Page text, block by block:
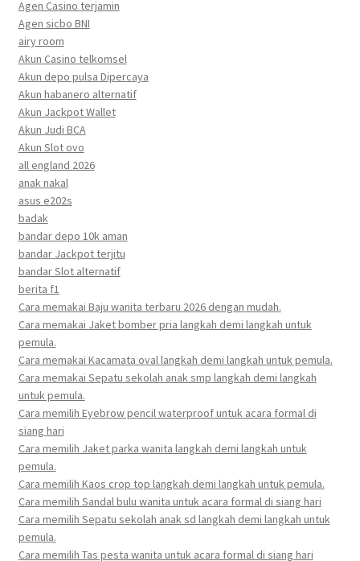
Agen Casino terjamin
Agen sicbo BNI
airy room
Akun Casino telkomsel
Akun depo pulsa Dipercaya
Akun habanero alternatif
Akun Jackpot Wallet
Akun Judi BCA
Akun Slot ovo
all england 2026
anak nakal
asus e202s
badak
bandar depo 10k aman
bandar Jackpot terjitu
bandar Slot alternatif
berita f1
Cara memakai Baju wanita terbaru 2026 dengan mudah.
Cara memakai Jaket bomber pria langkah demi langkah untuk
pemula.
Cara memakai Kacamata oval langkah demi langkah untuk pemula.
Cara memakai Sepatu sekolah anak smp langkah demi langkah
untuk pemula.
Cara memilih Eyebrow pencil waterproof untuk acara formal di
siang hari
Cara memilih Jaket parka wanita langkah demi langkah untuk
pemula.
Cara memilih Kaos crop top langkah demi langkah untuk pemula.
Cara memilih Sandal bulu wanita untuk acara formal di siang hari
Cara memilih Sepatu sekolah anak sd langkah demi langkah untuk
pemula.
Cara memilih Tas pesta wanita untuk acara formal di siang hari